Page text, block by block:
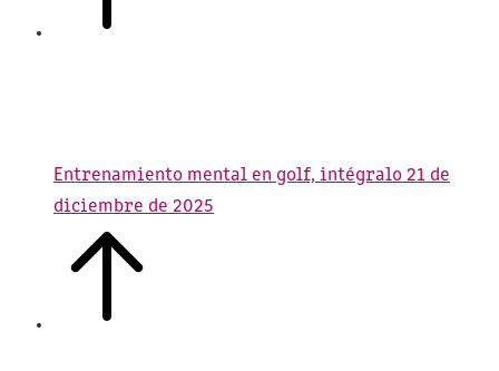
Entrenamiento mental en golf, intégralo 21 de
diciembre de 2025